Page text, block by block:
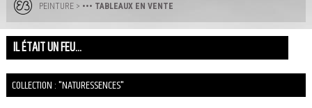
PEINTURE> ••• TABLEAUX EN VENTE
IL ÉTAIT UN FEU...
COLLECTION : "NATURESSENCES"